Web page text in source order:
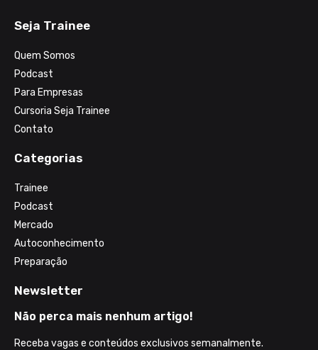
Seja Trainee
Quem Somos
Podcast
Para Empresas
Cursoria Seja Trainee
Contato
Categorias
Trainee
Podcast
Mercado
Autoconhecimento
Preparação
Newsletter
Não perca mais nenhum artigo!
Receba vagas e conteúdos exclusivos semanalmente.